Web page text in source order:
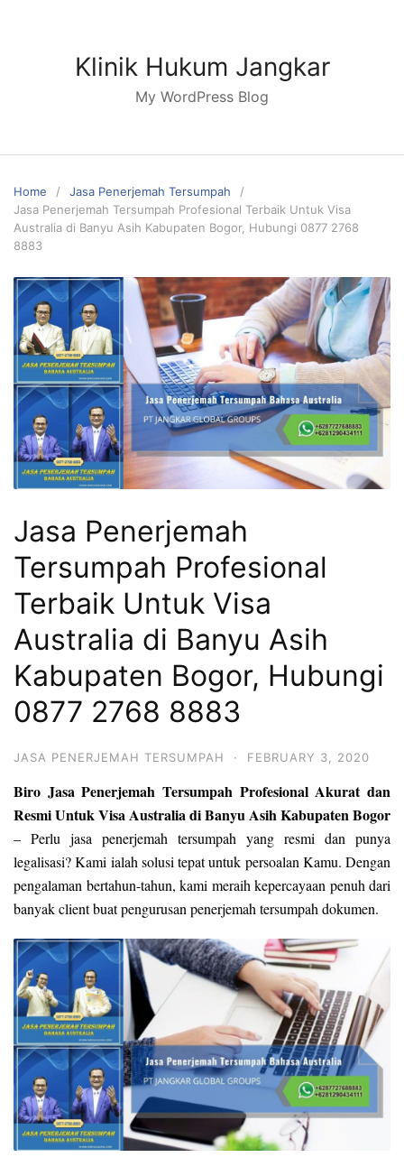
Klinik Hukum Jangkar
My WordPress Blog
Home
Jasa Penerjemah Tersumpah
Jasa Penerjemah Tersumpah Profesional Terbaik Untuk Visa
Australia di Banyu Asih Kabupaten Bogor, Hubungi 0877 2768
8883
Jasa Penerjemah
Tersumpah Profesional
Terbaik Untuk Visa
Australia di Banyu Asih
Kabupaten Bogor, Hubungi
0877 2768 8883
JASA PENERJEMAH TERSUMPAH · FEBRUARY 3, 2020
Biro Jasa Penerjemah Tersumpah Profesional Akurat dan
Resmi Untuk Visa Australia di Banyu Asih Kabupaten Bogor
– Perlu jasa penerjemah tersumpah yang resmi dan punya
legalisasi? Kami ialah solusi tepat untuk persoalan Kamu. Dengan
pengalaman bertahun-tahun, kami meraih kepercayaan penuh dari
banyak client buat pengurusan penerjemah tersumpah dokumen.